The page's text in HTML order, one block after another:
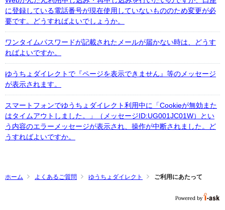
に登録している電話番号が現在使用していないもののため変更が必
要です。どうすればよいでしょうか。
ワンタイムパスワードが記載されたメールが届かない時は、どうす
ればよいですか。
ゆうちょダイレクトで『ページを表示できません』等のメッセージ
が表示されます。
スマートフォンでゆうちょダイレクト利用中に「Cookieが無効また
はタイムアウトしました。」（メッセージID:UG001JC01W）とい
う内容のエラーメッセージが表示され、操作が中断されました。ど
うすればよいですか。
ホーム よくあるご質問 ゆうちょダイレクト ご利用にあたって